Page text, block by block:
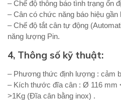
– Chế độ thông báo tình trạng ổn
– Cân có chức năng báo hiệu gần
– Chế độ tắt cân tự động
năng lượng Pin.
4, Thông số kỹ thuật:
– Phương thức định lượng : cảm
– Kích thước đĩa cân : Ø 116 mm
>1Kg (Đĩa cân bằng inox) .